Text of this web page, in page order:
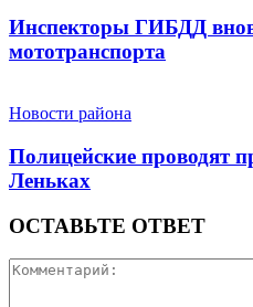
Инспекторы ГИБДД
мототранспорта
Новости района
Полицейские проводят
Леньках
ОСТАВЬТЕ ОТВЕТ